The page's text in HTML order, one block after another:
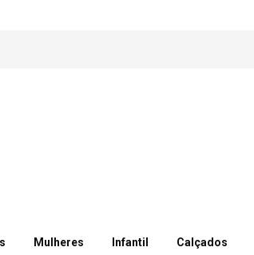
Mulheres Infantil Calçados